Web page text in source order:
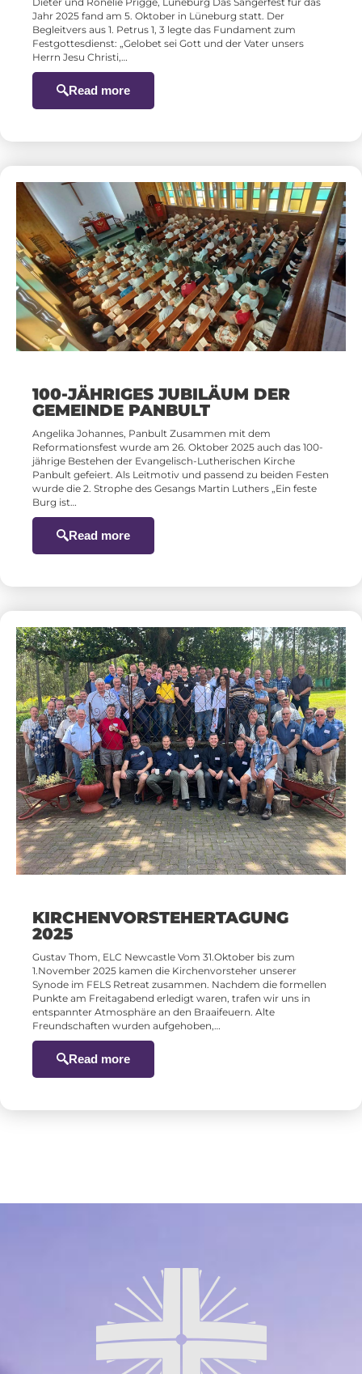
Jahr 2025 fand am 5. Oktober in Lüneburg statt. Der
Begleitvers aus 1. Petrus 1, 3 legte das Fundament zum
Festgottesdienst: „Gelobet sei Gott und der Vater unsers
Herrn Jesu Christi,…
Read more
100-JÄHRIGES JUBILÄUM DER
GEMEINDE PANBULT
Angelika Johannes, Panbult Zusammen mit dem
Reformationsfest wurde am 26. Oktober 2025 auch das 100-
jährige Bestehen der Evangelisch-Lutherischen Kirche
Panbult gefeiert. Als Leitmotiv und passend zu beiden Festen
wurde die 2. Strophe des Gesangs Martin Luthers „Ein feste
Burg ist…
Read more
KIRCHENVORSTEHERTAGUNG
2025
Gustav Thom, ELC Newcastle Vom 31.Oktober bis zum
1.November 2025 kamen die Kirchenvorsteher unserer
Synode im FELS Retreat zusammen. Nachdem die formellen
Punkte am Freitagabend erledigt waren, trafen wir uns in
entspannter Atmosphäre an den Braaifeuern. Alte
Freundschaften wurden aufgehoben,…
Read more